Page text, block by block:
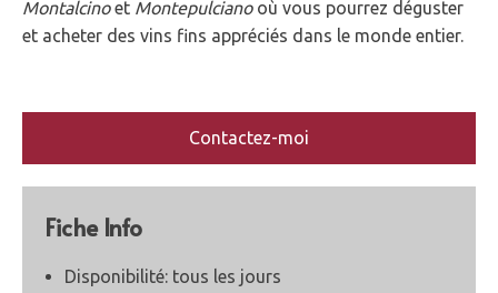
Montalcinoet Montepulcianooù vous pourrez déguster
et acheter des vins fins appréciés dans le monde entier.
Contactez-moi
Fiche Info
Disponibilité: tous les jours